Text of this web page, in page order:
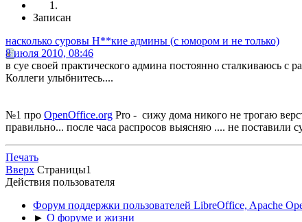
Записан
насколько суровы Н**кие админы (с юмором и не только)
8 июля 2010, 08:46
в суе своей практического админа постоянно сталкиваюсь с
Коллеги улыбнитесь....
№1 про OpenOffice.org Pro - сижу дома никого не трогаю
правильно... после часа распросов выясняю .... не поставили
Печать
Вверх Страницы1
Действия пользователя
Форум поддержки пользователей LibreOffice, Apache
► О форуме и жизни